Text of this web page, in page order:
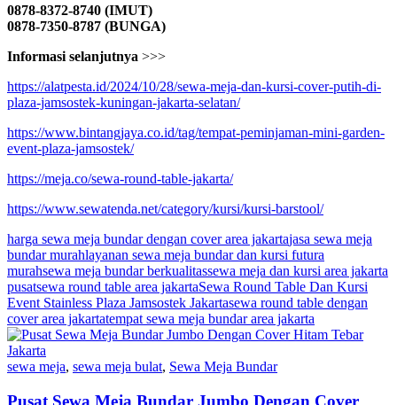
0878-8372-8740 (IMUT)
0878-7350-8787 (BUNGA)
Informasi selanjutnya >>>
https://alatpesta.id/2024/10/28/sewa-meja-dan-kursi-cover-putih-di-
plaza-jamsostek-kuningan-jakarta-selatan/
https://www.bintangjaya.co.id/tag/tempat-peminjaman-mini-garden-
event-plaza-jamsostek/
https://meja.co/sewa-round-table-jakarta/
https://www.sewatenda.net/category/kursi/kursi-barstool/
harga sewa meja bundar dengan cover area jakartajasa sewa meja
bundar murahlayanan sewa meja bundar dan kursi futura
murahsewa meja bundar berkualitassewa meja dan kursi area jakarta
pusatsewa round table area jakartaSewa Round Table Dan Kursi
Event Stainless Plaza Jamsostek Jakartasewa round table dengan
cover area jakartatempat sewa meja bundar area jakarta
sewa meja, sewa meja bulat, Sewa Meja Bundar
Pusat Sewa Meja Bundar Jumbo Dengan Cover